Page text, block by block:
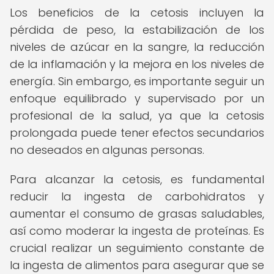
Los beneficios de la cetosis incluyen la
pérdida de peso, la estabilización de los
niveles de azúcar en la sangre, la reducción
de la inflamación y la mejora en los niveles de
energía. Sin embargo, es importante seguir un
enfoque equilibrado y supervisado por un
profesional de la salud, ya que la cetosis
prolongada puede tener efectos secundarios
no deseados en algunas personas.
Para alcanzar la cetosis, es fundamental
reducir la ingesta de carbohidratos y
aumentar el consumo de grasas saludables,
así como moderar la ingesta de proteínas. Es
crucial realizar un seguimiento constante de
la ingesta de alimentos para asegurar que se